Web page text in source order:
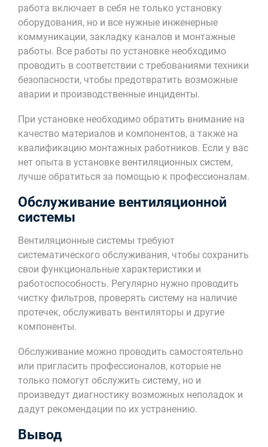
работа включает в себя не только установку
оборудования, но и все нужные инженерные
коммуникации, закладку каналов и монтажные
работы. Все работы по установке необходимо
проводить в соответствии с требованиями техники
безопасности, чтобы предотвратить возможные
аварии и производственные инциденты.
При установке необходимо обратить внимание на
качество материалов и компонентов, а также на
квалификацию монтажных работников. Если у вас
нет опыта в установке вентиляционных систем,
лучше обратиться за помощью к профессионалам.
Обслуживание вентиляционной
системы
Вентиляционные системы требуют
систематического обслуживания, чтобы сохранить
свои функциональные характеристики и
работоспособность. Регулярно нужно проводить
чистку фильтров, проверять систему на наличие
протечек, обслуживать вентиляторы и другие
компоненты.
Обслуживание можно проводить самостоятельно
или пригласить профессионалов, которые не
только помогут обслужить систему, но и
произведут диагностику возможных неполадок и
дадут рекомендации по их устранению.
Вывод